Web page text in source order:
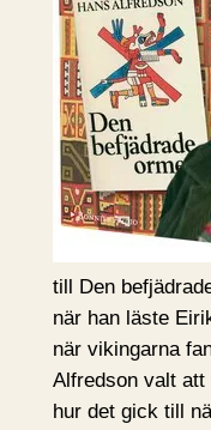
till Den
när han läste
när vikingarna
Alfredson valt att
hur det gick till